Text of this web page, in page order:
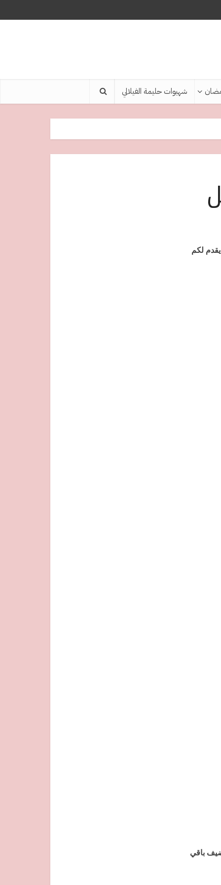
شهيوات حليمة الفيلالي
لكم
باقي